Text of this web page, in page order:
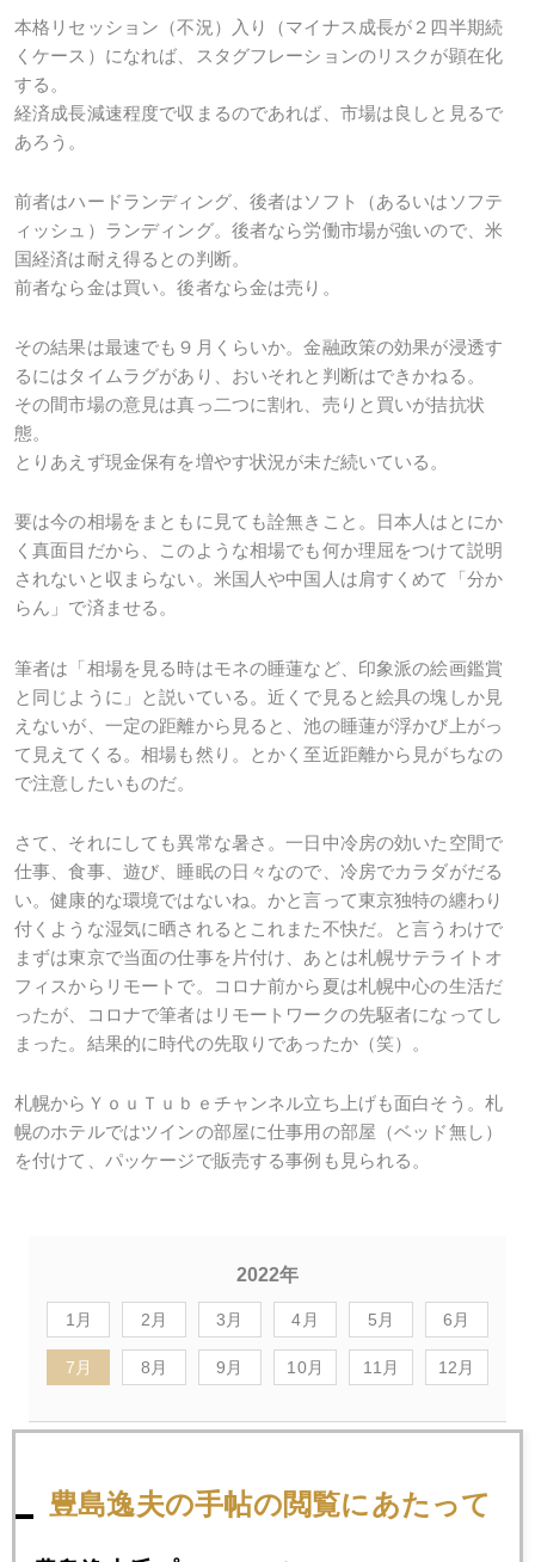
本格リセッション（不況）入り（マイナス成長が２四半期続
くケース）になれば、スタグフレーションのリスクが顕在化
する。
経済成長減速程度で収まるのであれば、市場は良しと見るで
あろう。
前者はハードランディング、後者はソフト（あるいはソフテ
ィッシュ）ランディング。後者なら労働市場が強いので、米
国経済は耐え得るとの判断。
前者なら金は買い。後者なら金は売り。
その結果は最速でも９月くらいか。金融政策の効果が浸透す
るにはタイムラグがあり、おいそれと判断はできかねる。
その間市場の意見は真っ二つに割れ、売りと買いが拮抗状
態。
とりあえず現金保有を増やす状況が未だ続いている。
要は今の相場をまともに見ても詮無きこと。日本人はとにか
く真面目だから、このような相場でも何か理屈をつけて説明
されないと収まらない。米国人や中国人は肩すくめて「分か
らん」で済ませる。
筆者は「相場を見る時はモネの睡蓮など、印象派の絵画鑑賞
と同じように」と説いている。近くで見ると絵具の塊しか見
えないが、一定の距離から見ると、池の睡蓮が浮かび上がっ
て見えてくる。相場も然り。とかく至近距離から見がちなの
で注意したいものだ。
さて、それにしても異常な暑さ。一日中冷房の効いた空間で
仕事、食事、遊び、睡眠の日々なので、冷房でカラダがだる
い。健康的な環境ではないね。かと言って東京独特の纏わり
付くような湿気に晒されるとこれまた不快だ。と言うわけで
まずは東京で当面の仕事を片付け、あとは札幌サテライトオ
フィスからリモートで。コロナ前から夏は札幌中心の生活だ
ったが、コロナで筆者はリモートワークの先駆者になってし
まった。結果的に時代の先取りであったか（笑）。
札幌からＹｏｕＴｕｂｅチャンネル立ち上げも面白そう。札
幌のホテルではツインの部屋に仕事用の部屋（ベッド無し）
を付けて、パッケージで販売する事例も見られる。
2022年
1月 2月 3月 4月 5月 6月
7月 8月 9月 10月 11月 12月
ＦＯＭＣ後、１７６０ドルまで急反騰
豊島逸夫の手帖の閲覧にあたって